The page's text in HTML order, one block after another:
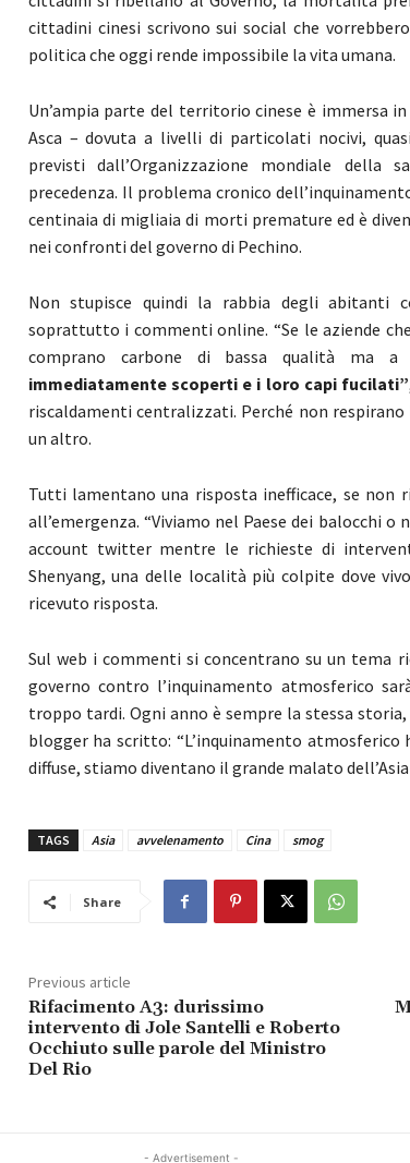
cittadini cinesi scrivono sui social che
politica che oggi rende impossibile la vita umana.
Un’ampia parte del territorio cinese è immersa
Asca – dovuta a livelli di particolati nocivi, quasi
previsti dall’Organizzazione mondiale
precedenza. Il problema cronico
centinaia di migliaia di morti premature ed è
nei confronti del governo di Pechino.
Non stupisce quindi la rabbia degli abitanti
soprattutto i commenti online. “Se le aziende
comprano carbone di bassa qualità ma a
immediatamente scoperti e i loro capi fucilati”
riscaldamenti centralizzati. Perché non
un altro.
Tutti lamentano una risposta inefficace, se
all’emergenza. “Viviamo nel Paese dei balocchi o
account twitter mentre le richieste di
Shenyang, una delle località più colpite dove
ricevuto risposta.
Sul web i commenti si concentrano su un tema
governo contro l’inquinamento atmosferico
troppo tardi. Ogni anno è sempre la stessa
blogger ha scritto: “L’inquinamento
diffuse, stiamo diventano il grande malato
TAGS Asia avvelenamento Cina smog
Share
Previous article
Rifacimento A3: durissimo
intervento di Jole Santelli e Roberto
Occhiuto sulle parole del Ministro
Del Rio
- Advertisement -